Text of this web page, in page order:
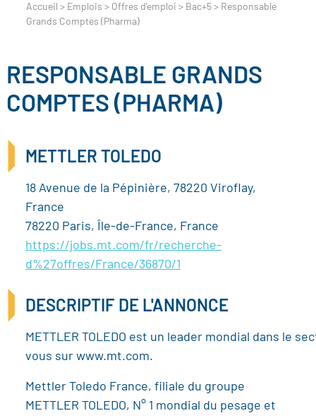
Accueil > Emplois > Offres d’emploi > Bac+5 > Responsable
Grands Comptes (Pharma)
RESPONSABLE GRANDS
COMPTES (PHARMA)
METTLER TOLEDO
18 Avenue de la Pépinière, 78220 Viroflay,
France
78220 Paris, Île-de-France, France
https://jobs.mt.com/fr/recherche-
d%27offres/France/36870/1
DESCRIPTIF DE L'ANNONCE
METTLER TOLEDO est un leader mondial dans le
vous sur www.mt.com.
Mettler Toledo France, filiale du groupe
METTLER TOLEDO, N° 1 mondial du pesage et